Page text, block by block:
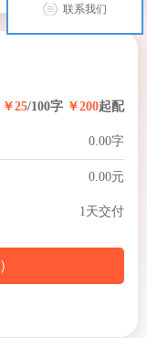
￥25/100字 ￥200起配
0.00字
0.00元
1天交付
）
联系我们